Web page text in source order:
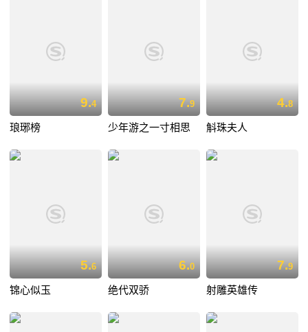
9.4
琅琊榜
7.9
少年游之一寸相思
4.8
斛珠夫人
5.6
锦心似玉
6.0
绝代双骄
7.9
射雕英雄传